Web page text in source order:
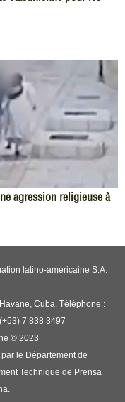
agression religieuse à
latino-américaine S.A.
Cuba. Téléphone :
7 838 3497
© 2023
le Département de
Technique de Prensa